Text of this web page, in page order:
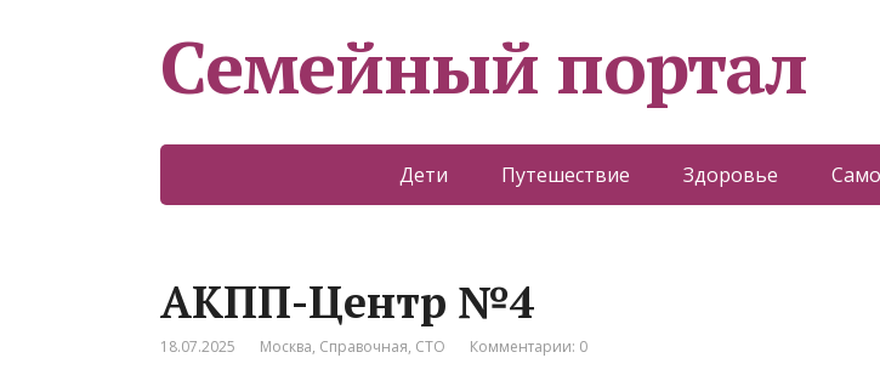
Семейный портал
Дети Путешествие Здоровье
АКПП-Центр №4
18.07.2025 Москва, Справочная, СТО Комментарии: 0